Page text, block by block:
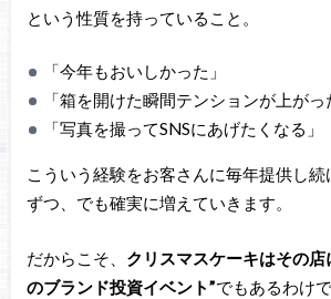
という性質を持っていること。
「今年もおいしかった」
「箱を開けた瞬間テンションが上がっ
「写真を撮ってSNSにあげたくなる」
こういう経験をお客さんに毎年提供し続
ずつ、でも確実に増えていきます。
だからこそ、 クリスマスケーキはその店
のブランド投資イベント”でもあるわけで